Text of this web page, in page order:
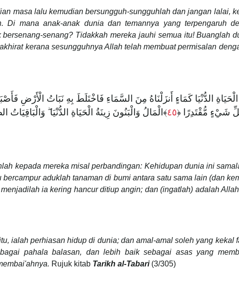
masa lalu kemudian bersungguh-sungguhlah dan jangan lalai,
Di mana anak-anak dunia dan temannya yang terpengaruh
senang? Tidakkah mereka jauhi semua itu! Buanglah
kerana sesungguhnya Allah telah membuat permisalan
الدُّنْيَا كَمَاءٍ أَنزَلْنَاهُ مِنَ السَّمَاءِ فَاخْتَلَطَ بِهِ نَبَاتُ الْأَرْضِ
شَيْءٍ مُّقْتَدِرًا ﴿٤٥﴾الْمَالُ وَالْبَنُونَ زِينَةُ الْحَيَاةِ الدُّنْيَا
kepada mereka misal perbandingan: Kehidupan dunia ini
aduklah tanaman di bumi antara satu sama lain (dan
ia kering hancur ditiup angin; dan (ingatlah) adalah
ialah perhiasan hidup di dunia; dan amal-amal soleh yang kekal
pahala balasan, dan lebih baik sebagai asas yang
Rujuk kitab Tarikh al-Tabari(3/305)